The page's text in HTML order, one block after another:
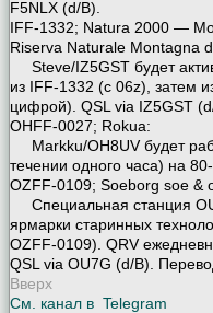
F5NLX (d/B).
IFF-1332; Natura 2000 —
Riserva Naturale Montagna
Steve/IZ5GST будет
из IFF-1332 (с 06z), затем
цифрой). QSL via IZ5GST
OHFF-0027; Rokua:
Markku/OH8UV будет
течении одного часа) на
OZFF-0109; Soeborg soe &
Специальная станция
ярмарки старинных
OZFF-0109). QRV
QSL via OU7G (d/B).
Вверх
См. канал в Telegram